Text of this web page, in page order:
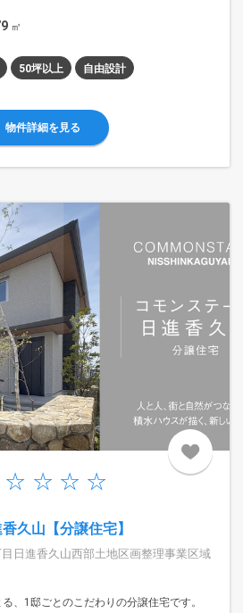
㎡
50坪以上 自由設計
物件詳細を見る
久山【分譲住宅】
日進香久山西部土地区画整理事業区域
、1邸ごとのこだわりの分譲住宅です。